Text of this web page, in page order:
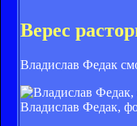
Верес
Владислав Федак
Владислав Федак,